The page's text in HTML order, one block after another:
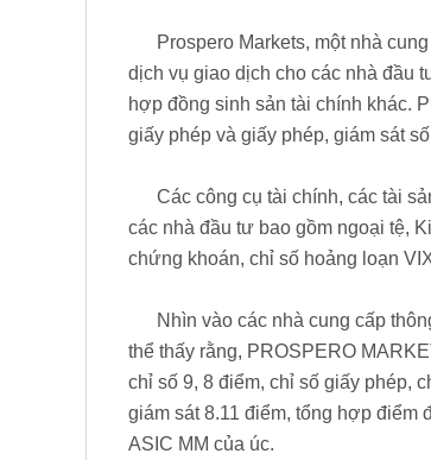
Prospero Markets, một nhà
dịch vụ giao dịch cho các nhà đầu
hợp đồng sinh sản tài chính khác.
giấy phép và giấy phép, giám sát
Các công cụ tài chính, các tài
các nhà đầu tư bao gồm ngoại tệ,
chứng khoán, chỉ số hoảng loạn
Nhìn vào các nhà cung cấp
thể thấy rằng, PROSPERO
chỉ số 9, 8 điểm, chỉ số giấy phép,
giám sát 8.11 điểm, tổng hợp
ASIC MM của úc.